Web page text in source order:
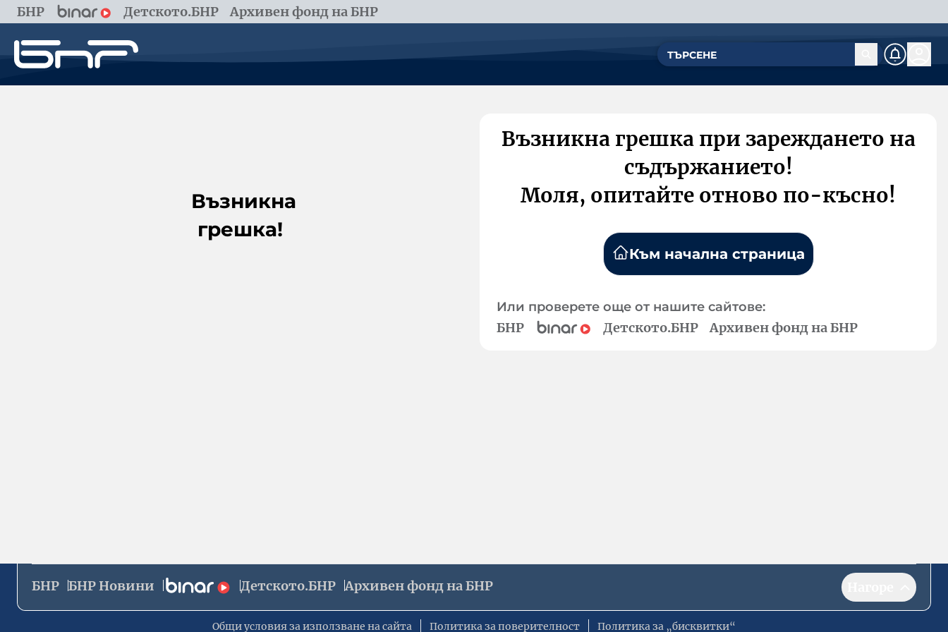
БНР Детското.БНР Архивен фонд на БНР
Възникна
грешка!
Възникна грешка при зареждането на
съдържанието!
Моля, опитайте отново по-късно!
Към начална страница
Или проверете още от нашите сайтове:
БНР Детското.БНР Архивен фонд на БНР
БНР БНР Новини Детското.БНР Архивен фонд на БНР
Общи условия за използване на сайта Политика за поверителност Политика за „бисквитки“